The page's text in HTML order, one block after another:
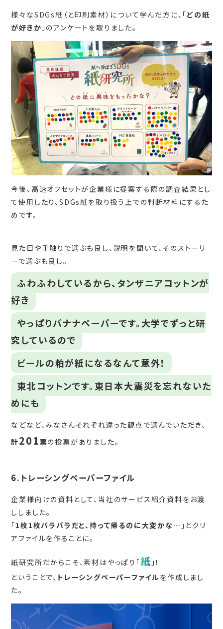
様々なSDGs紙（と印刷素材）について学んだ方に、「どの紙
が好きか 」のアンケートを取りました。
今後、高速オフセットが企業様に提案する際の調査結果とし
て使用したり、SDGs紙を取り扱う上での判断材料にするた
めです。
見た目や手触りで選ぶも良し、説明を聞いて、そのストーリ
ーで選ぶも良し。
ふわふわしているから、タンザニアコットンが
好き
やっぱりバナナペーパーです。大学でずっと研
究しているので
ビールの粕が紙になるなんて意外！
東北コットンです。東日本大震災を忘れないた
めにも
などなど、みなさんそれぞれ違った観点で選んでいただき、
計201票の投票がありました。
6.トレーシングペーパーファイル
企業様向けの資料として、当社のサービス紹介資料をお渡
ししました。
「1枚1枚バラバラだと、持って帰るのに大変かな… 」とクリ
アファイルを作ることに。
紙研究所だからこそ、素材はやっぱり「紙 」！
ということで、 トレーシングペーパーファイルを作成しまし
た。